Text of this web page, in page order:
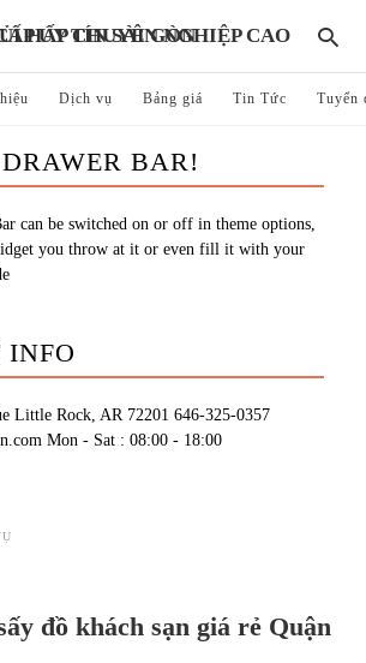
SẤY ỦI HẤP CHUYÊN NGHIỆP CAO CẤP UY TÍN SÀI GÒN
Dịch vụ Bảng giá Tin Tức Tuyển
BAR!
can be switched on or off in theme options,
you throw at it or even fill it with your
INFO
Little Rock, AR 72201 646-325-0357
Mon - Sat : 08:00 - 18:00
đồ khách sạn giá rẻ Quận